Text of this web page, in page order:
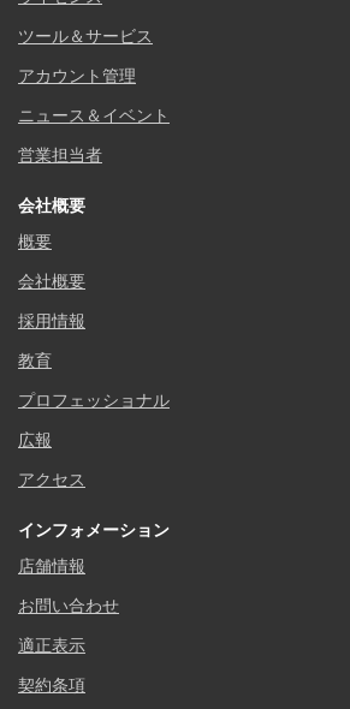
ツール＆サービス
アカウント管理
ニュース＆イベント
営業担当者
会社概要
概要
会社概要
採用情報
教育
プロフェッショナル
広報
アクセス
インフォメーション
店舗情報
お問い合わせ
適正表示
契約条項